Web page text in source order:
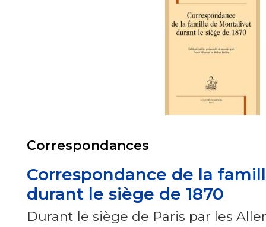
Correspondances
Correspondance de la
durant le siège de 1870
Durant le siège de Paris par les